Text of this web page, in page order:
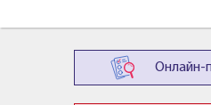
Онлайн-